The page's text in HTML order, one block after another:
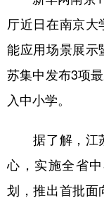
厅近日在南京
能应用场景展示
苏集中发布3项
入中小学。
据了解，江
心，实施全省
划，推出首批面